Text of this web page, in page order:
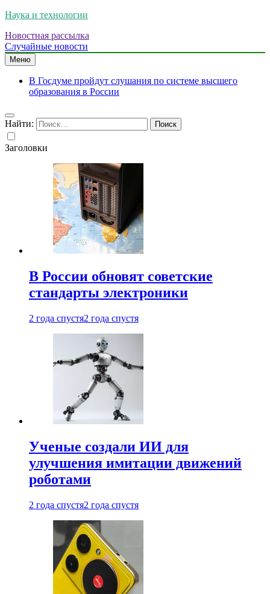
Наука и технологии
Новостная рассылка
Случайные новости
Меню
В Госдуме пройдут слушания по системе высшего
образования в России
Найти:
Заголовки
В России обновят советские
стандарты электроники
2 года спустя2 года спустя
Ученые создали ИИ для
улучшения имитации движений
роботами
2 года спустя2 года спустя